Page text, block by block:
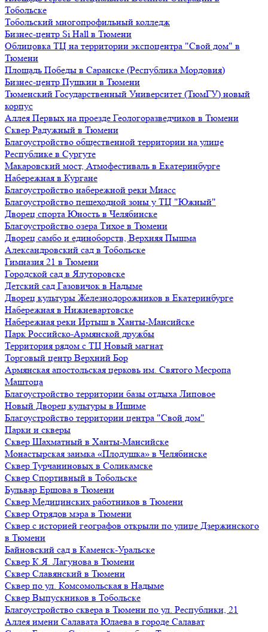
Тобольске
Тобольский многопрофильный колледж
Бизнес-центр Si Hall в Тюмени
Облицовка ТЦ на территории экспоцентра "Свой дом" в
Тюмени
Площадь Победы в Саранске (Республика Мордовия)
Бизнес-центр Пушкин в Тюмени
Тюменский Государственный Университет (ТюмГУ) новый
корпус
Аллея Первых на проезде Геологоразведчиков в Тюмени
Сквер Радужный в Тюмени
Благоустройство общественной территории на улице
Республике в Сургуте
Макаровский мост, Атмофестиваль в Екатеринбурге
Набережная в Кургане
Благоустройство набережной реки Миасс
Благоустройство пешеходной зоны у ТЦ "Южный"
Дворец спорта Юность в Челябинске
Благоустройство озера Тихое в Тюмени
Дворец самбо и единоборств, Верхняя Пышма
Александровский сад в Тобольске
Гимназия 21 в Тюмени
Городской сад в Ялуторовске
Детский сад Газовичок в Надыме
Дворец культуры Железнодорожников в Екатеринбурге
Набережная в Нижневартовске
Набережная реки Иртыш в Ханты-Мансийске
Парк Российско-Армянской дружбы
Территория рядом с ТЦ Новый магнат
Торговый центр Верхний Бор
Армянская апостольская церковь им. Святого Месропа
Маштоца
Благоустройство территории базы отдыха Липовое
Нoвый Двoрeц культуры в Ишимe
Благоустройство территории центра "Свой дом"
Парки и скверы
Сквер Шахматный в Ханты-Мансийске
Монастырская заимка «Плодушка» в Челябинске
Сквер Турчаниновых в Соликамске
Сквер Спортивный в Тобольске
Бульвар Ершова в Тюмени
Сквер Медицинских работников в Тюмени
Сквер Отрядов мэра в Тюмени
Сквер с историей географов открыли по улице Дзержинского
в Тюмени
Байновский сад в Каменск-Уральске
Сквер К.Я. Лагунова в Тюмени
Сквер Славянский в Тюмени
Сквер по ул. Комсомольская в Надыме
Сквер Выпускников в Тобольске
Благоустройство сквера в Тюмени по ул. Республики, 21
Аллея имени Салавата Юлаева в городе Салават